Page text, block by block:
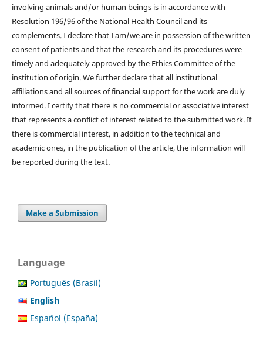
involving animals and/or human beings is in accordance with
Resolution 196/96 of the National Health Council and its
complements. I declare that I am/we are in possession of the written
consent of patients and that the research and its procedures were
timely and adequately approved by the Ethics Committee of the
institution of origin. We further declare that all institutional
affiliations and all sources of financial support for the work are duly
informed. I certify that there is no commercial or associative interest
that represents a conflict of interest related to the submitted work. If
there is commercial interest, in addition to the technical and
academic ones, in the publication of the article, the information will
be reported during the text.
Make a Submission
Language
Português (Brasil)
English
Español (España)